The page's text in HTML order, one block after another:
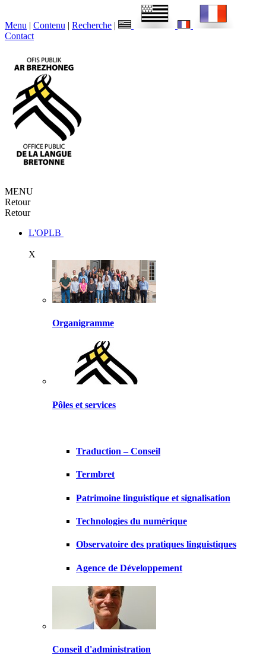
Menu | Contenu | Recherche |
Contact
MENU
Retour
Retour
L'OPLB
X
Organigramme
Pôles et services
Traduction – Conseil
Termbret
Patrimoine linguistique et signalisation
Technologies du numérique
Observatoire des pratiques linguistiques
Agence de Développement
Conseil d'administration